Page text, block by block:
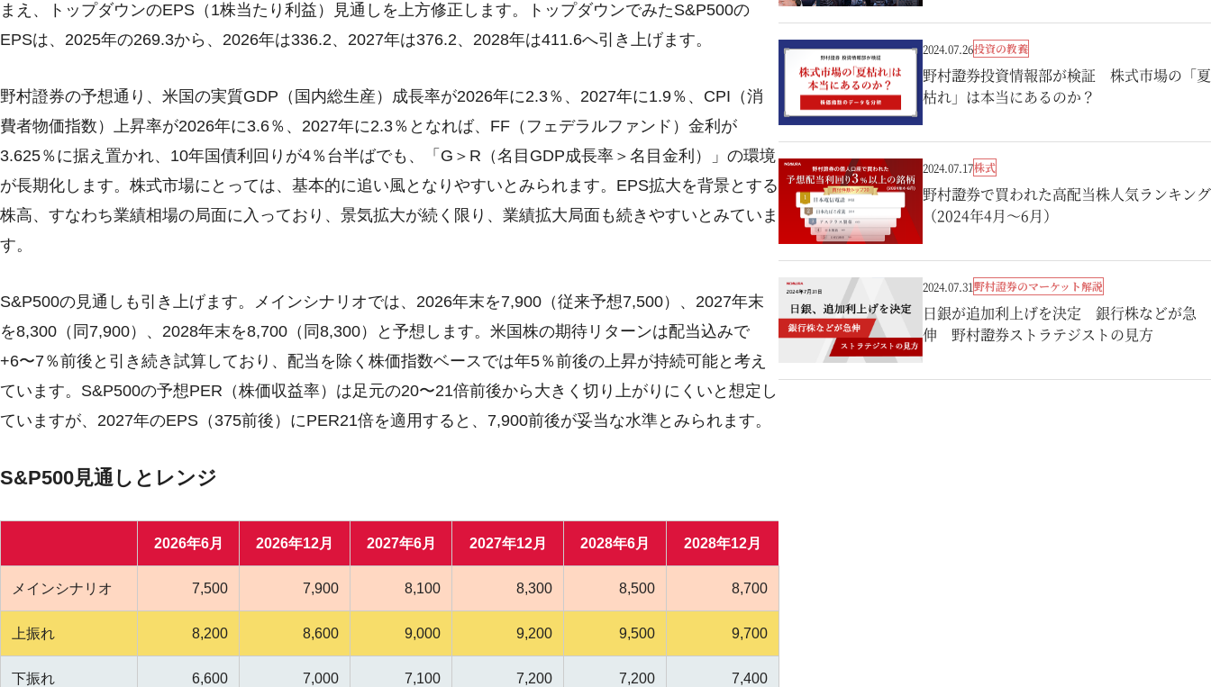
まえ、トップダウンのEPS（1株当たり利益）見通しを上方修正します。トップダウンでみたS&P500の
EPSは、2025年の269.3から、2026年は336.2、2027年は376.2、2028年は411.6へ引き上げます。
野村證券の予想通り、米国の実質GDP（国内総生産）成長率が2026年に2.3％、2027年に1.9％、CPI（消
費者物価指数）上昇率が2026年に3.6％、2027年に2.3％となれば、FF（フェデラルファンド）金利が
3.625％に据え置かれ、10年国債利回りが4％台半ばでも、「G＞R（名目GDP成長率＞名目金利）」の環境
が長期化します。株式市場にとっては、基本的に追い風となりやすいとみられます。EPS拡大を背景とする
株高、すなわち業績相場の局面に入っており、景気拡大が続く限り、業績拡大局面も続きやすいとみていま
す。
S&P500の見通しも引き上げます。メインシナリオでは、2026年末を7,900（従来予想7,500）、2027年末
を8,300（同7,900）、2028年末を8,700（同8,300）と予想します。米国株の期待リターンは配当込みで
+6〜7％前後と引き続き試算しており、配当を除く株価指数ベースでは年5％前後の上昇が持続可能と考え
ています。S&P500の予想PER（株価収益率）は足元の20〜21倍前後から大きく切り上がりにくいと想定し
ていますが、2027年のEPS（375前後）にPER21倍を適用すると、7,900前後が妥当な水準とみられます。
S&P500見通しとレンジ
2026年6月 2026年12月 2027年6月 2027年12月 2028年6月 2028年12月
メインシナリオ 7,500 7,900 8,100 8,300 8,500 8,700
上振れ 8,200 8,600 9,000 9,200 9,500 9,700
下振れ 6,600 7,000 7,100 7,200 7,200 7,400
2024.07.26投資の教養
野村證券投資情報部が検証 株式市場の「夏
枯れ」は本当にあるのか？
2024.07.17株式
野村證券で買われた高配当株人気ランキング
（2024年4月～6月）
2024.07.31野村證券のマーケット解説
日銀が追加利上げを決定 銀行株などが急
伸 野村證券ストラテジストの見方